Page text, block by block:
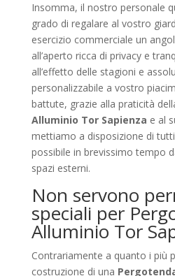
Insomma, il nostro personale
grado di regalare al vostro
esercizio commerciale un
all’aperto ricca di privacy e
all’effetto delle stagioni e
personalizzabile a vostro
battute, grazie alla praticità
Alluminio Tor Sapienza e al
mettiamo a disposizione di
possibile in brevissimo tempo
spazi esterni.
Non servono
speciali per
Alluminio Tor
Contrariamente a quanto i più
costruzione di una